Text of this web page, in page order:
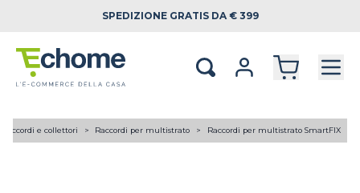
SPEDIZIONE GRATIS DA € 399
Raccordi e collettori Raccordi per multistrato Raccordi per multistrato SmartFIX